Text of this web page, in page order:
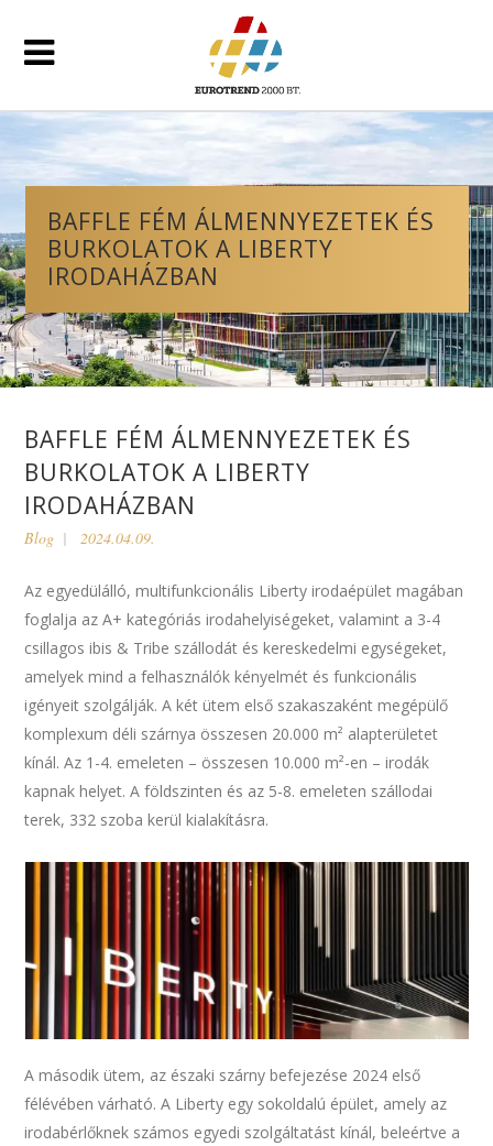
BAFFLE FÉM ÁLMENNYEZETEK ÉS
BURKOLATOK A LIBERTY
IRODAHÁZBAN
BAFFLE FÉM ÁLMENNYEZETEK ÉS
BURKOLATOK A LIBERTY
IRODAHÁZBAN
Blog 2024.04.09.
Az egyedülálló, multifunkcionális Liberty irodaépület magában
foglalja az A+ kategóriás irodahelyiségeket, valamint a 3-4
csillagos ibis & Tribe szállodát és kereskedelmi egységeket,
amelyek mind a felhasználók kényelmét és funkcionális
igényeit szolgálják. A két ütem első szakaszaként megépülő
komplexum déli szárnya összesen 20.000 m² alapterületet
kínál. Az 1-4. emeleten – összesen 10.000 m²-en – irodák
kapnak helyet. A földszinten és az 5-8. emeleten szállodai
terek, 332 szoba kerül kialakításra.
A második ütem, az északi szárny befejezése 2024 első
félévében várható. A Liberty egy sokoldalú épület, amely az
irodabérlőknek számos egyedi szolgáltatást kínál, beleértve a